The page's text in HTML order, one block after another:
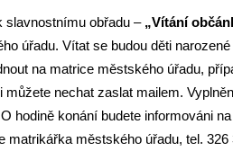
slavnostnímu obřadu –„Vítání
úřadu. Vítat se budou děti
na matrice městského úřadu,
můžete nechat zaslat mailem.
hodině konání budete informováni
městského úřadu, tel. 326